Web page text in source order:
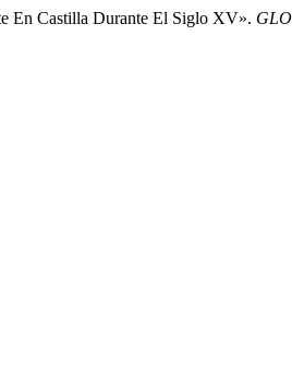
En Castilla Durante El Siglo XV».